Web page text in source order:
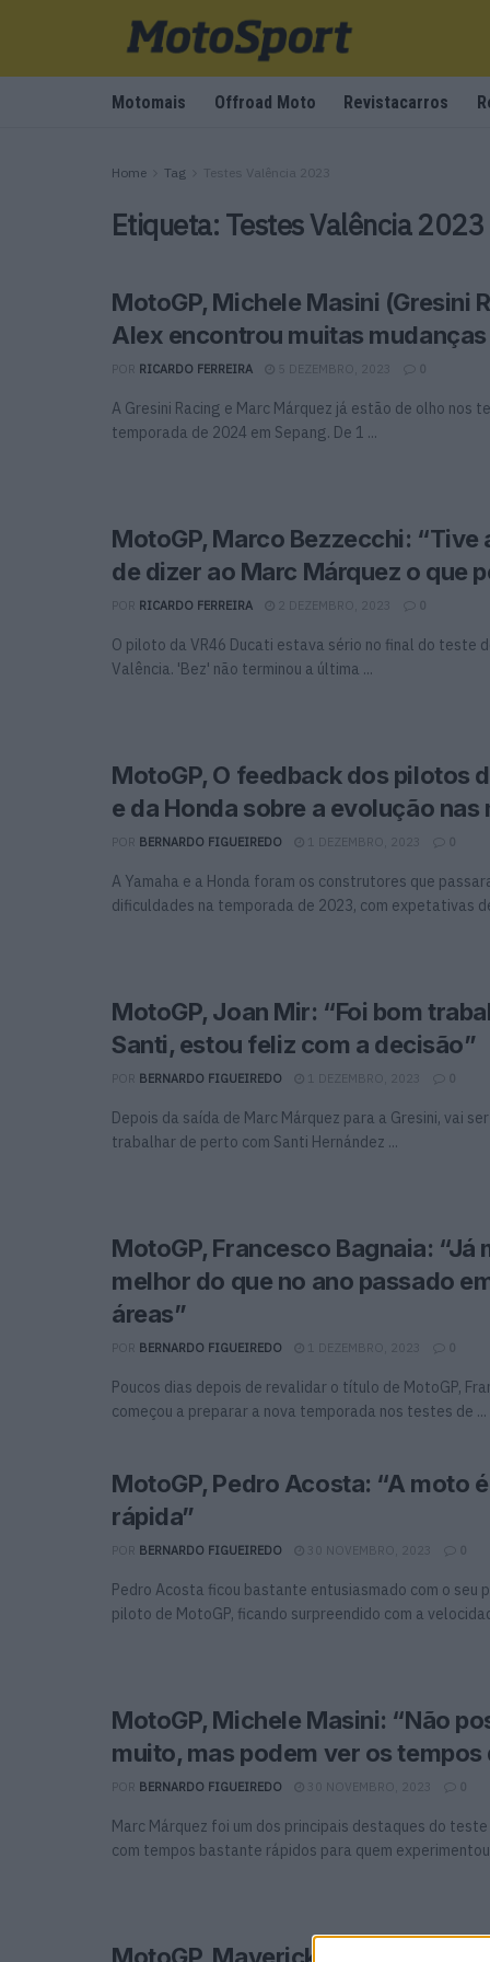
Motomais Offroad Moto Revistacarros
Home Tag Testes Valência 2023
Etiqueta: Testes Valência 2023
MotoGP, Michele Masini (Gresini
Alex encontrou muitas mudanças
RICARDO FERREIRA 5 DEZEMBRO, 2023 0
A Gresini Racing e Marc Márquez já estão de olho nos
temporada de 2024 em Sepang. De 1 ...
MotoGP, Marco Bezzecchi: “Tive
de dizer ao Marc Márquez o que
RICARDO FERREIRA 2 DEZEMBRO, 2023 0
O piloto da VR46 Ducati estava sério no final do teste
Valência. 'Bez' não terminou a última ...
MotoGP, O feedback dos pilotos
e da Honda sobre a evolução nas
BERNARDO FIGUEIREDO 0
A Yamaha e a Honda foram os construtores que
dificuldades na temporada de 2023, com expetativas
MotoGP, Joan Mir: “Foi bom
Santi, estou feliz com a decisão”
BERNARDO FIGUEIREDO 0
Depois da saída de Marc Márquez para a Gresini, vai
trabalhar de perto com Santi Hernández ...
MotoGP, Francesco Bagnaia: “Já
melhor do que no ano passado
áreas”
BERNARDO FIGUEIREDO 0
Poucos dias depois de revalidar o título de MotoGP,
começou a preparar a nova temporada nos testes de ...
MotoGP, Pedro Acosta: “A moto
rápida”
BERNARDO FIGUEIREDO 30 NOVEMBRO, 2023 0
Pedro Acosta ficou bastante entusiasmado com o seu
piloto de MotoGP, ficando surpreendido com a
MotoGP, Michele Masini: “Não
muito, mas podem ver os tempos
BERNARDO FIGUEIREDO 30 NOVEMBRO, 2023 0
Marc Márquez foi um dos principais destaques do
com tempos bastante rápidos para quem experimentou